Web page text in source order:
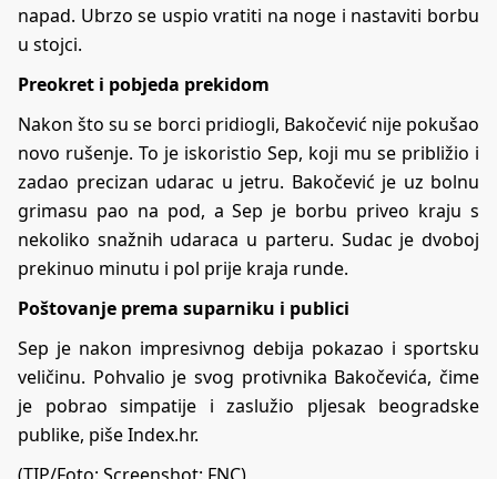
napad. Ubrzo se uspio vratiti na noge i nastaviti borbu
u stojci.
Preokret i pobjeda prekidom
Nakon što su se borci pridiogli, Bakočević nije pokušao
novo rušenje. To je iskoristio Sep, koji mu se približio i
zadao precizan udarac u jetru. Bakočević je uz bolnu
grimasu pao na pod, a Sep je borbu priveo kraju s
nekoliko snažnih udaraca u parteru. Sudac je dvoboj
prekinuo minutu i pol prije kraja runde.
Poštovanje prema suparniku i publici
Sep je nakon impresivnog debija pokazao i sportsku
veličinu. Pohvalio je svog protivnika Bakočevića, čime
je pobrao simpatije i zaslužio pljesak beogradske
publike, piše Index.hr.